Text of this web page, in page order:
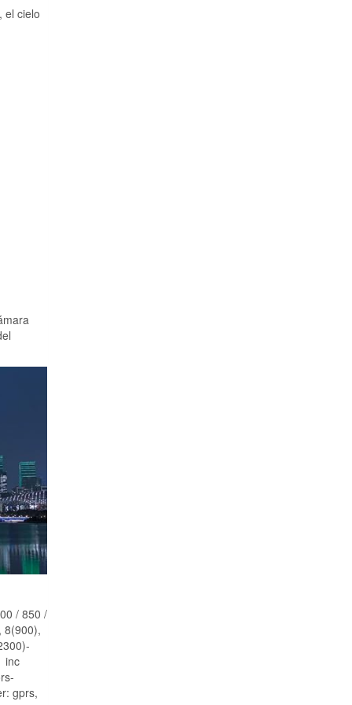
el cielo
/ 850 /
8(900),
inc
gprs,